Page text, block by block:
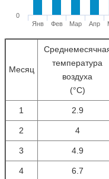
Янв Фев Мар Апр
0
Месяц
температура
воздуха
(°С)
1 2.9
2 4
3 4.9
4 6.7